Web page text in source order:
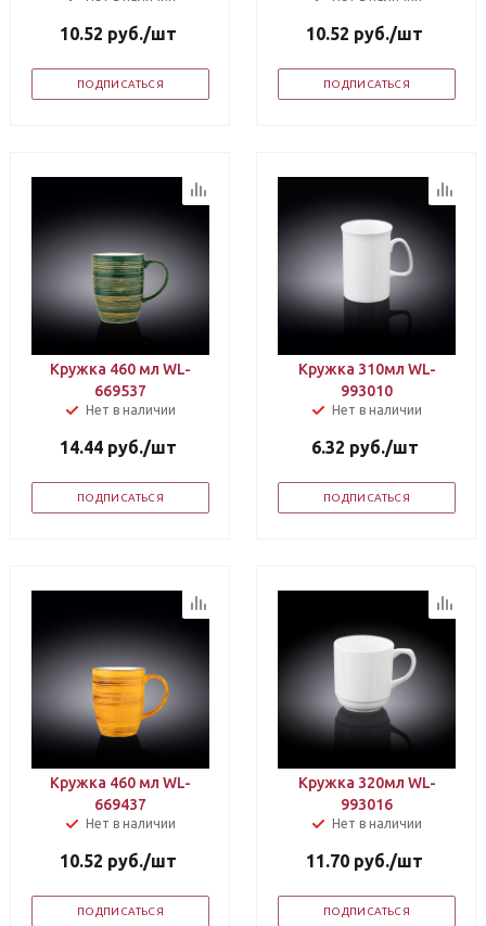
10.52 руб./шт
ПОДПИСАТЬСЯ
10.52 руб./шт
ПОДПИСАТЬСЯ
Кружка 460 мл WL-
669537
Нет в наличии
14.44 руб./шт
ПОДПИСАТЬСЯ
Кружка 310мл WL-
993010
Нет в наличии
6.32 руб./шт
ПОДПИСАТЬСЯ
Кружка 460 мл WL-
669437
Нет в наличии
10.52 руб./шт
ПОДПИСАТЬСЯ
Кружка 320мл WL-
993016
Нет в наличии
11.70 руб./шт
ПОДПИСАТЬСЯ